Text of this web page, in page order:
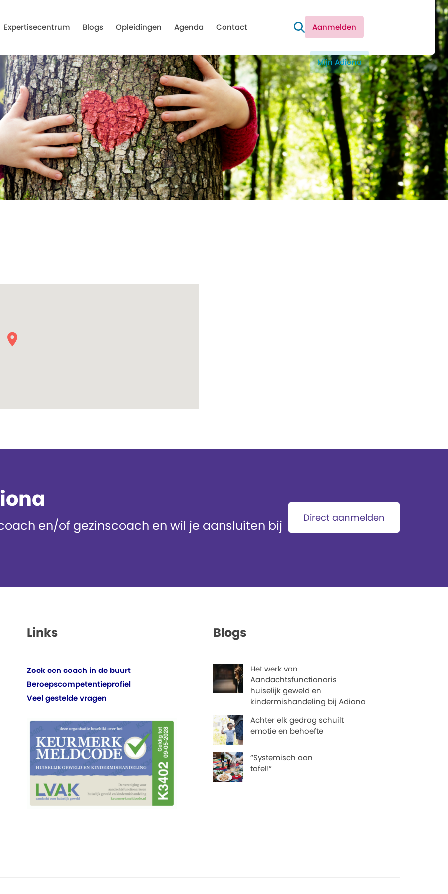
Expertisecentrum Blogs Opleidingen Agenda Contact Aanmelden
Mijn Adiona
en/of gezinscoach en wil je aansluiten bij
Direct aanmelden
Links
Zoek een coach in de buurt
Beroepscompetentieprofiel
Veel gestelde vragen
Blogs
Het werk van
Aandachtsfunctionaris
huiselijk geweld en
kindermishandeling bij Adiona
Achter elk gedrag schuilt
emotie en behoefte
“Systemisch aan
tafel!”